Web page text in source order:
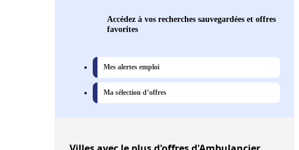
Accédez à vos recherches sauvegardées et offres
favorites
Mes alertes emploi
Ma sélection d’offres